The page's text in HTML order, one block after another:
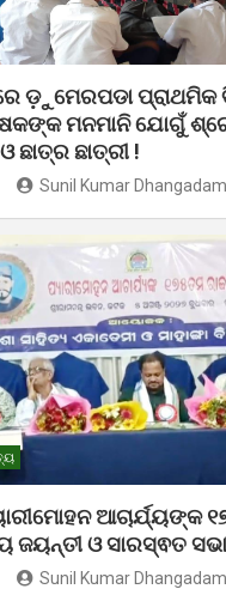
ଡ଼ୁମେରପଡା ପ୍ରାଥମିକ
ମନମାନି ଯୋଗୁଁ
ଛାତ୍ର ଛାତ୍ରୀ !
Sunil Kumar
ଆଚାର୍ଯ୍ୟଙ୍କ
ଜୟନ୍ତୀ ଓ ସାରସ୍ଵତ
Sunil Kumar